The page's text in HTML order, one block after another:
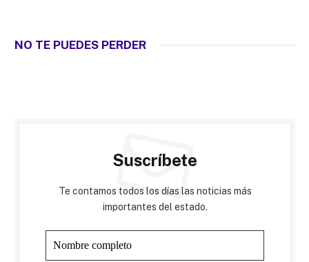
NO TE PUEDES PERDER
Suscríbete
Te contamos todos los días las noticias más
importantes del estado.